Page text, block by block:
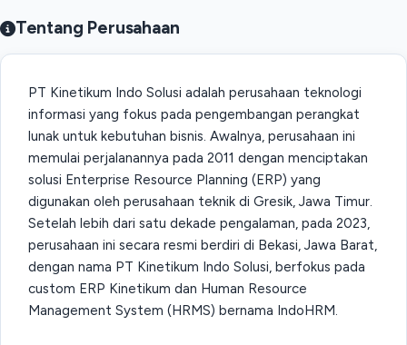
Tentang Perusahaan
PT Kinetikum Indo Solusi adalah perusahaan teknologi
informasi yang fokus pada pengembangan perangkat
lunak untuk kebutuhan bisnis. Awalnya, perusahaan ini
memulai perjalanannya pada 2011 dengan menciptakan
solusi Enterprise Resource Planning (ERP) yang
digunakan oleh perusahaan teknik di Gresik, Jawa Timur.
Setelah lebih dari satu dekade pengalaman, pada 2023,
perusahaan ini secara resmi berdiri di Bekasi, Jawa Barat,
dengan nama PT Kinetikum Indo Solusi, berfokus pada
custom ERP Kinetikum dan Human Resource
Management System (HRMS) bernama IndoHRM.